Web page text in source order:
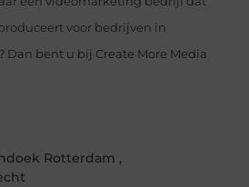
voor bedrijven in
Dan bent u bij Create More Media
Rotterdam ,